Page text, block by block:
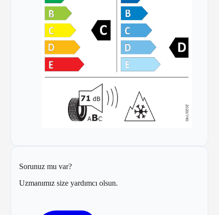
Sorunuz mu var?
Uzmanımız size yardımcı olsun.